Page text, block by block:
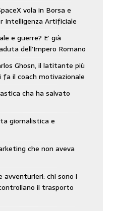
vola in Borsa e
Intelligenza Artificiale
e guerre? E’ già
dell’Impero Romano
Ghosn, il latitante più
il coach motivazionale
cha ha salvato
giornalistica e
che non aveva
avventurieri: chi sono i
il trasporto